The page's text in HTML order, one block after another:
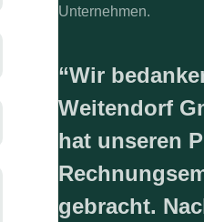
Unternehmen.
“Wir
Weitendorf
hat unseren
gebracht.